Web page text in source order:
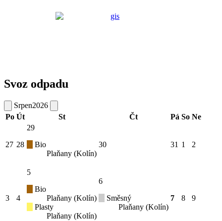
Svoz odpadu
Srpen2026
Po Út St Čt Pá So Ne
27 28
29
Bio
Plaňany (Kolín)
30 31 1 2
3 4
5
Bio
Plaňany (Kolín)
Plasty
Plaňany (Kolín)
6
Směsný
Plaňany (Kolín)
7 8 9